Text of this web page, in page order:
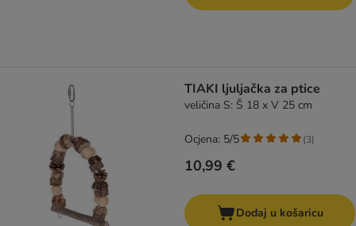
TIAKI ljuljačka za ptice
veličina S: Š 18 x V 25 cm
10,99 €
Ocjena: 5/5 (3)
Dodaj u košaricu